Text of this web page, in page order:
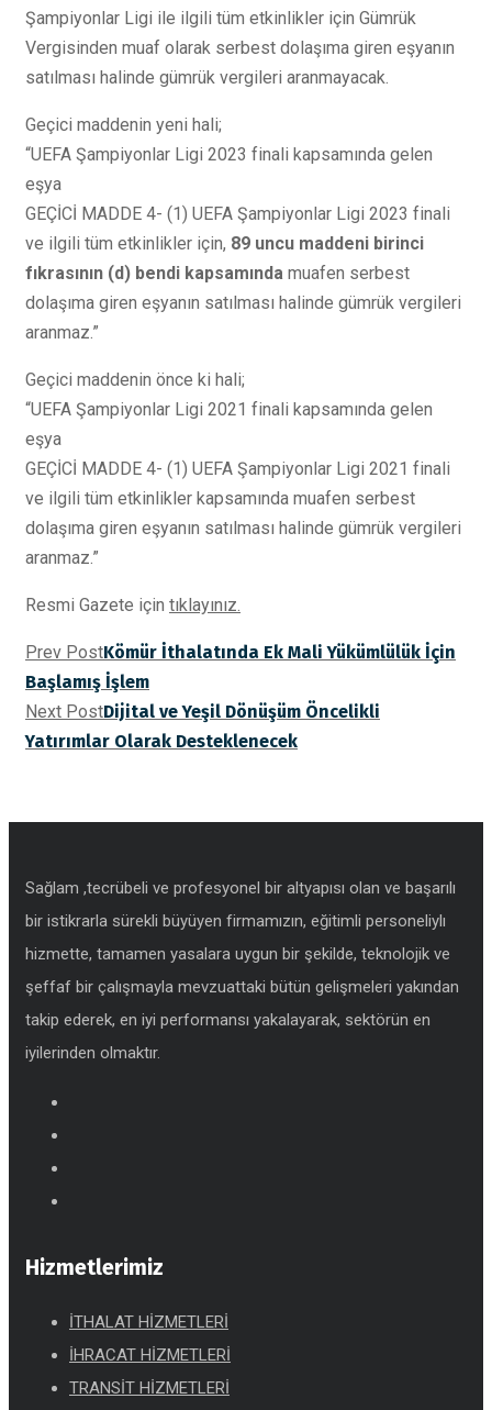
Şampiyonlar Ligi ile ilgili tüm etkinlikler için Gümrük
Vergisinden muaf olarak serbest dolaşıma giren eşyanın
satılması halinde gümrük vergileri aranmayacak.
Geçici maddenin yeni hali;
“UEFA Şampiyonlar Ligi 2023 finali kapsamında gelen
eşya
GEÇİCİ MADDE 4- (1) UEFA Şampiyonlar Ligi 2023 finali
ve ilgili tüm etkinlikler için, 89 uncu maddeni birinci
fıkrasının (d) bendi kapsamında muafen serbest
dolaşıma giren eşyanın satılması halinde gümrük vergileri
aranmaz.”
Geçici maddenin önce ki hali;
“UEFA Şampiyonlar Ligi 2021 finali kapsamında gelen
eşya
GEÇİCİ MADDE 4- (1) UEFA Şampiyonlar Ligi 2021 finali
ve ilgili tüm etkinlikler kapsamında muafen serbest
dolaşıma giren eşyanın satılması halinde gümrük vergileri
aranmaz.”
Resmi Gazete için tıklayınız.
Prev PostKömür İthalatında Ek Mali Yükümlülük İçin
Başlamış İşlem
Next PostDijital ve Yeşil Dönüşüm Öncelikli
Yatırımlar Olarak Desteklenecek
Sağlam ,tecrübeli ve profesyonel bir altyapısı olan ve başarılı
bir istikrarla sürekli büyüyen firmamızın, eğitimli personeliylı
hizmette, tamamen yasalara uygun bir şekilde, teknolojik ve
şeffaf bir çalışmayla mevzuattaki bütün gelişmeleri yakından
takip ederek, en iyi performansı yakalayarak, sektörün en
iyilerinden olmaktır.
Hizmetlerimiz
İTHALAT HİZMETLERİ
İHRACAT HİZMETLERİ
TRANSİT HİZMETLERİ